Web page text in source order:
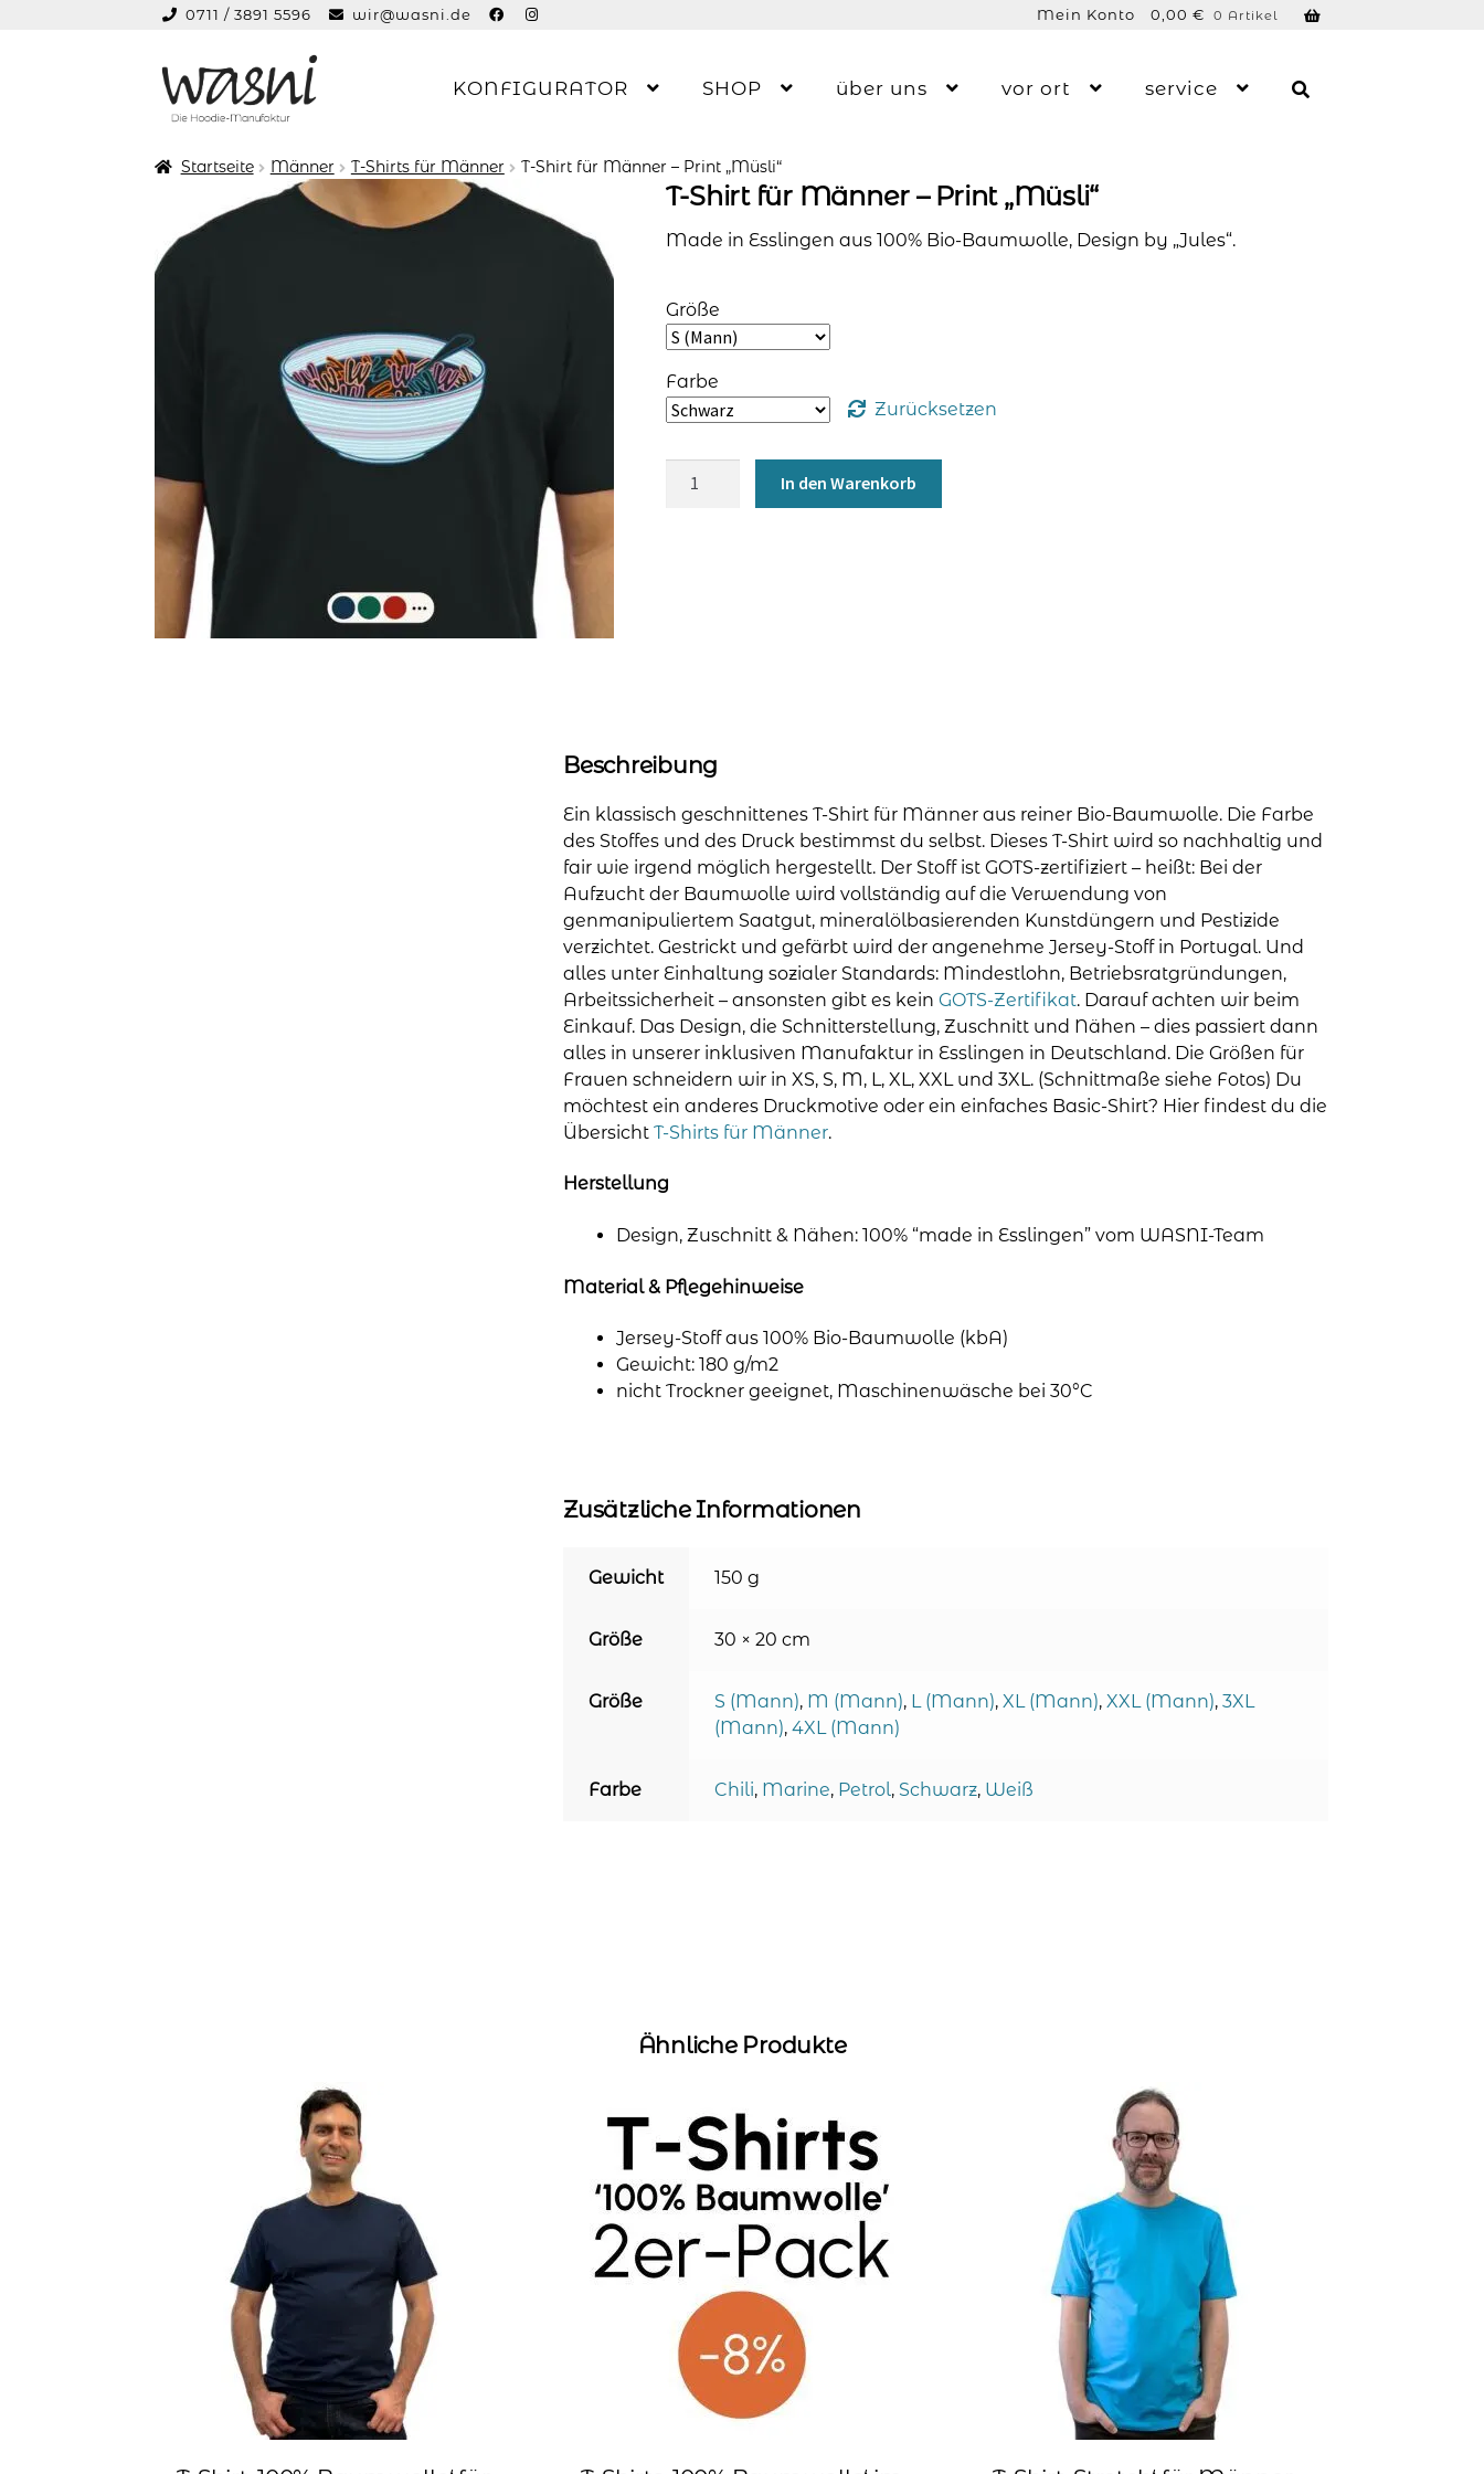
0,00 € 0 Artikel
0711 / 3891 5596 wir@wasni.de Mein Konto
Zur
springen
Zum
springen
KONFIGURATOR SHOP über uns vor ort service
Startseite Männer T-Shirts für Männer T-Shirt für Männer – Print „Müsli“
T-Shirt für Männer – Print „Müsli“
Made in Esslingen aus 100% Bio-Baumwolle, Design by „Jules“.
Größe
Farbe
Zurücksetzen
In den Warenkorb
Beschreibung
Ein klassisch geschnittenes T-Shirt für Männer aus reiner Bio-Baumwolle. Die Farbe
des Stoffes und des Druck bestimmst du selbst. Dieses T-Shirt wird so nachhaltig und
fair wie irgend möglich hergestellt. Der Stoff ist GOTS-zertifiziert – heißt: Bei der
Aufzucht der Baumwolle wird vollständig auf die Verwendung von
genmanipuliertem Saatgut, mineralölbasierenden Kunstdüngern und Pestizide
verzichtet. Gestrickt und gefärbt wird der angenehme Jersey-Stoff in Portugal. Und
alles unter Einhaltung sozialer Standards: Mindestlohn, Betriebsratgründungen,
Arbeitssicherheit – ansonsten gibt es keinGOTS-Zertifikat. Darauf achten wir beim
Einkauf. Das Design, die Schnitterstellung, Zuschnitt und Nähen – dies passiert dann
alles in unserer inklusiven Manufaktur in Esslingen in Deutschland. Die Größen für
Frauen schneidern wir in XS, S, M, L, XL, XXL und 3XL. (Schnittmaße siehe Fotos) Du
möchtest ein anderes Druckmotive oder ein einfaches Basic-Shirt? Hier findest du die
ÜbersichtT-Shirts für Männer.
Herstellung
Design, Zuschnitt & Nähen: 100% “made in Esslingen” vom WASNI-Team
Material & Pflegehinweise
Jersey-Stoff aus 100% Bio-Baumwolle (kbA)
Gewicht: 180 g/m2
nicht Trockner geeignet, Maschinenwäsche bei 30°C
Zusätzliche Informationen
Gewicht 150 g
Größe 30 × 20 cm
Größe S (Mann), M (Mann), L (Mann), XL (Mann), XXL (Mann), 3XL
(Mann), 4XL (Mann)
Farbe Chili, Marine, Petrol, Schwarz, Weiß
Ähnliche Produkte